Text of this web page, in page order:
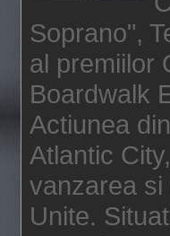
Soprano",
al premiilor
Boardwalk
Actiunea
Atlantic
vanzarea si
Unite.